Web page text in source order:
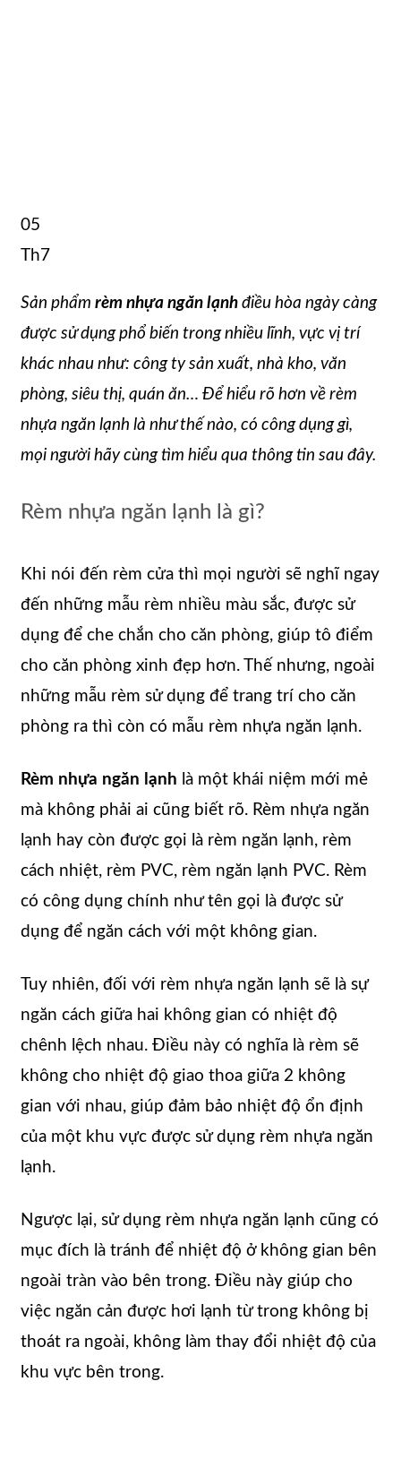
05
Th7
Sản phẩm rèm nhựa ngăn lạnh điều hòa ngày càng
được sử dụng phổ biến trong nhiều lĩnh, vực vị trí
khác nhau như: công ty sản xuất, nhà kho, văn
phòng, siêu thị, quán ăn… Để hiểu rõ hơn về rèm
nhựa ngăn lạnh là như thế nào, có công dụng gì,
mọi người hãy cùng tìm hiểu qua thông tin sau đây.
Rèm nhựa ngăn lạnh là gì?
Khi nói đến rèm cửa thì mọi người sẽ nghĩ ngay
đến những mẫu rèm nhiều màu sắc, được sử
dụng để che chắn cho căn phòng, giúp tô điểm
cho căn phòng xinh đẹp hơn. Thế nhưng, ngoài
những mẫu rèm sử dụng để trang trí cho căn
phòng ra thì còn có mẫu rèm nhựa ngăn lạnh.
Rèm nhựa ngăn lạnh là một khái niệm mới mẻ
mà không phải ai cũng biết rõ. Rèm nhựa ngăn
lạnh hay còn được gọi là rèm ngăn lạnh, rèm
cách nhiệt, rèm PVC, rèm ngăn lạnh PVC. Rèm
có công dụng chính như tên gọi là được sử
dụng để ngăn cách với một không gian.
Tuy nhiên, đối với rèm nhựa ngăn lạnh sẽ là sự
ngăn cách giữa hai không gian có nhiệt độ
chênh lệch nhau. Điều này có nghĩa là rèm sẽ
không cho nhiệt độ giao thoa giữa 2 không
gian với nhau, giúp đảm bảo nhiệt độ ổn định
của một khu vực được sử dụng rèm nhựa ngăn
lạnh.
Ngược lại, sử dụng rèm nhựa ngăn lạnh cũng có
mục đích là tránh để nhiệt độ ở không gian bên
ngoài tràn vào bên trong. Điều này giúp cho
việc ngăn cản được hơi lạnh từ trong không bị
thoát ra ngoài, không làm thay đổi nhiệt độ của
khu vực bên trong.